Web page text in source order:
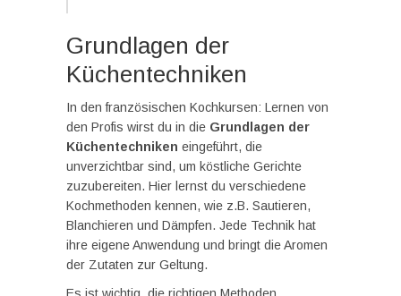
Grundlagen der
Küchentechniken
In den französischen Kochkursen: Lernen von
den Profis wirst du in die Grundlagen der
Küchentechniken eingeführt, die
unverzichtbar sind, um köstliche Gerichte
zuzubereiten. Hier lernst du verschiedene
Kochmethoden kennen, wie z.B. Sautieren,
Blanchieren und Dämpfen. Jede Technik hat
ihre eigene Anwendung und bringt die Aromen
der Zutaten zur Geltung.
Es ist wichtig, die richtigen Methoden